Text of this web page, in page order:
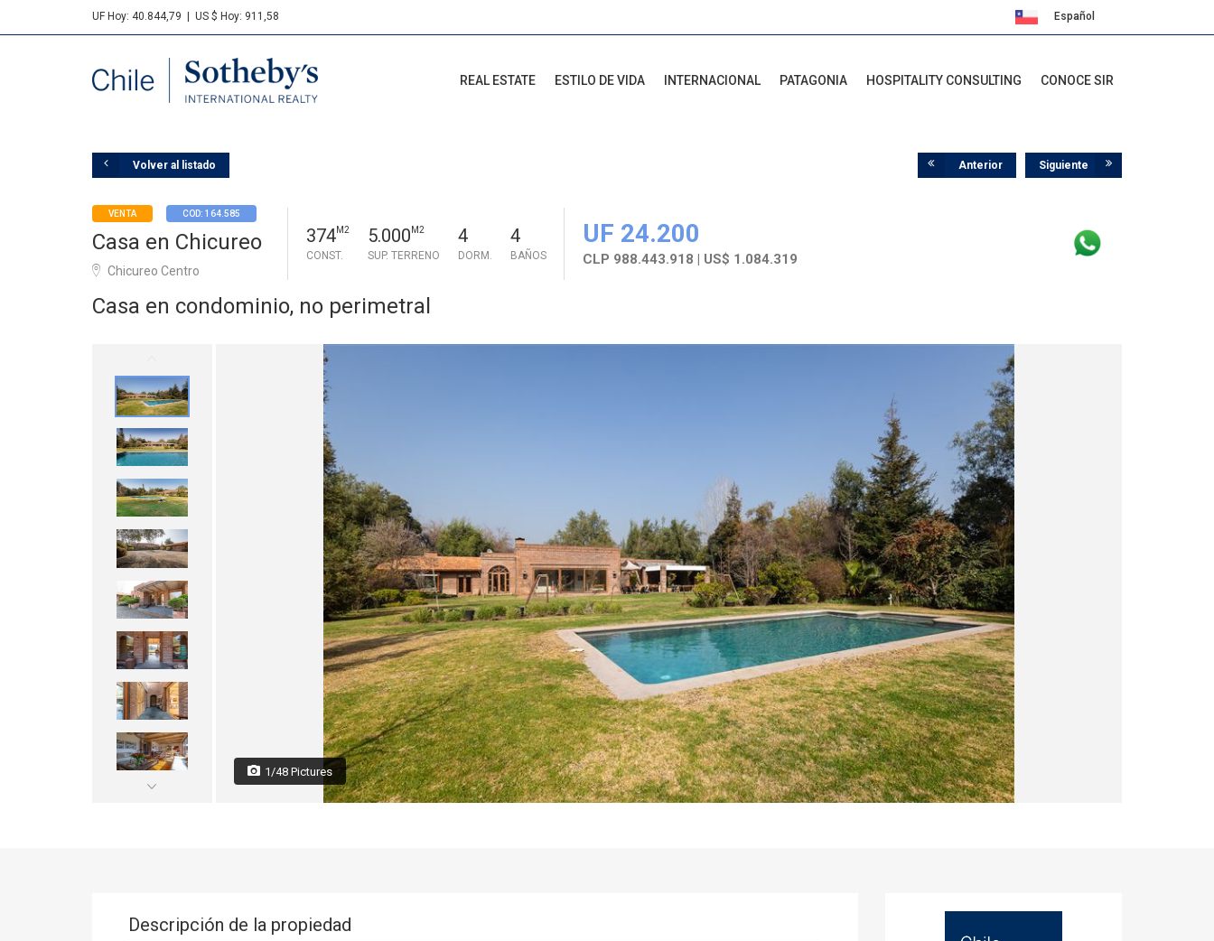
UF Hoy: 40.844,79 US $ Hoy: 911,58 Español
Sotheby's REAL ESTATE ESTILO DE VIDA INTERNACIONAL PATAGONIA HOSPITALITY CONSULTING CONOCE SIR
Volver al listado Anterior Siguiente
VENTA COD: 164.585
Casa en Chicureo
Chicureo Centro
374M2
CONST.
5.000 M2
SUP. TERRENO
4
DORM.
4
BAÑOS
UF 24.200
CLP 988.443.918 | US$ 1.084.319
Casa en condominio, no perimetral
1/48 Pictures
Descripción de la propiedad